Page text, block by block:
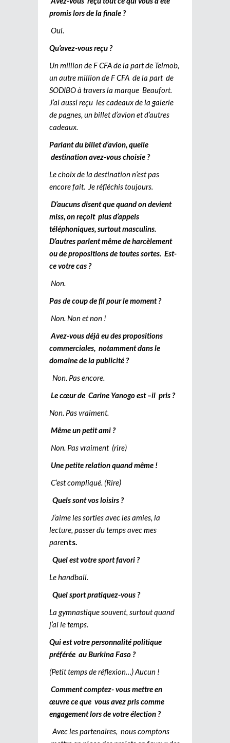
promis lors de la finale ?
Oui.
Qu’avez-vous reçu ?
Un million de F CFA de la part de Telmob,
un autre million de F CFA de la part de
SODIBO à travers la marque Beaufort.
J’ai aussi reçu les cadeaux de la galerie
de pagnes, un billet d’avion et d’autres
cadeaux.
Parlant du billet d’avion, quelle
destination avez-vous choisie ?
Le choix de la destination n’est pas
encore fait. Je réfléchis toujours.
D’aucuns disent que quand on devient
miss, on reçoit plus d’appels
téléphoniques, surtout masculins.
D’autres parlent même de harcèlement
ou de propositions de toutes sortes. Est-
ce votre cas ?
Non.
Pas de coup de fil pour le moment ?
Non. Non et non !
Avez-vous déjà eu des propositions
commerciales, notamment dans le
domaine de la publicité ?
Non. Pas encore.
Le cœur de Carine Yanogo est –il pris ?
Non. Pas vraiment.
Même un petit ami ?
Non. Pas vraiment (rire)
Une petite relation quand même !
C’est compliqué. (Rire)
Quels sont vos loisirs ?
J’aime les sorties avec les amies, la
lecture, passer du temps avec mes
parents.
Quel est votre sport favori ?
Le handball.
Quel sport pratiquez-vous ?
La gymnastique souvent, surtout quand
j’ai le temps.
Qui est votre personnalité politique
préférée au Burkina Faso ?
(Petit temps de réflexion…) Aucun !
Comment comptez- vous mettre en
œuvre ce que vous avez pris comme
engagement lors de votre élection ?
Avec les partenaires, nous comptons